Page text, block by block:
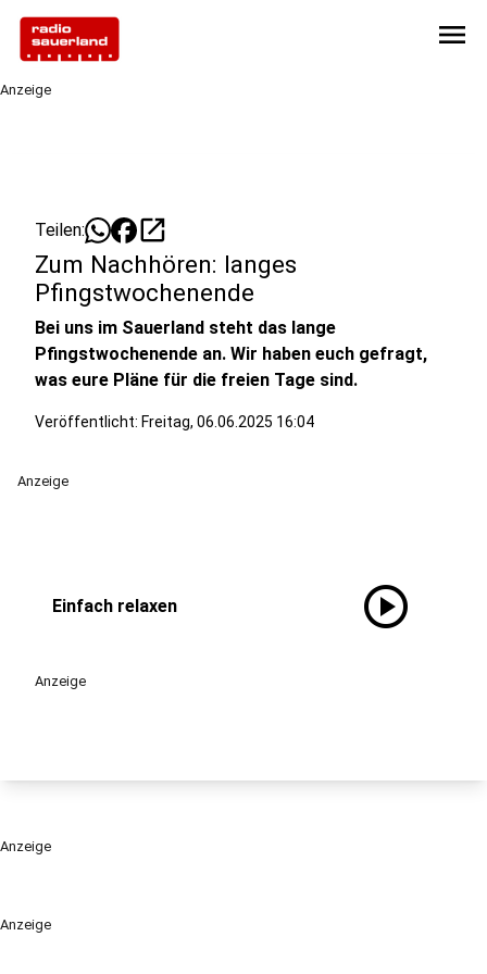
menu
Anzeige
Anzeige
Teilen: open_in_new
Zum Nachhören: langes
Pfingstwochenende
Bei uns im Sauerland steht das lange
Pfingstwochenende an. Wir haben euch gefragt,
was eure Pläne für die freien Tage sind.
Veröffentlicht: Freitag, 06.06.2025 16:04
Anzeige
Einfach relaxen play_circle
Anzeige
Anzeige